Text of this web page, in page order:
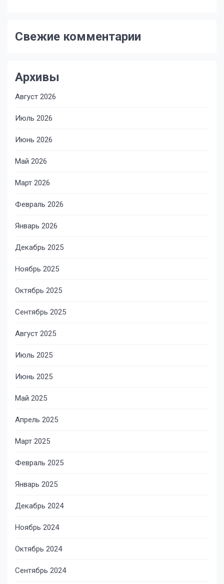
Свежие комментарии
Архивы
Август 2026
Июль 2026
Июнь 2026
Май 2026
Март 2026
Февраль 2026
Январь 2026
Декабрь 2025
Ноябрь 2025
Октябрь 2025
Сентябрь 2025
Август 2025
Июль 2025
Июнь 2025
Май 2025
Апрель 2025
Март 2025
Февраль 2025
Январь 2025
Декабрь 2024
Ноябрь 2024
Октябрь 2024
Сентябрь 2024